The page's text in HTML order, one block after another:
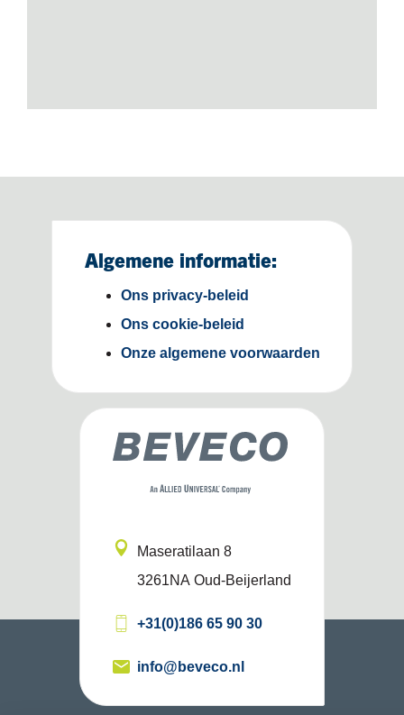
Maseratilaan 8
3261NA Oud-Beijerland
+31(0)186 65 90 30
info@beveco.nl
Algemene informatie:
Ons privacy-beleid
Ons cookie-beleid
Onze algemene voorwaarden